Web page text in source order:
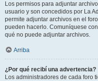
Los permisos para adjuntar
usuario y son concedidos por La
permite adjuntar archivos en el
pueden hacerlo. Comuníquese
qué no puede adjuntar archivos.
Arriba
¿Por qué recibí una advertencia?
Los administradores de cada foro